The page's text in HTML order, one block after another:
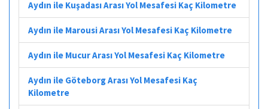
Aydın ile Kuşadası Arası Yol Mesafesi Kaç Kilometre
Aydın ile Marousi Arası Yol Mesafesi Kaç Kilometre
Aydın ile Mucur Arası Yol Mesafesi Kaç Kilometre
Aydın ile Göteborg Arası Yol Mesafesi Kaç
Kilometre